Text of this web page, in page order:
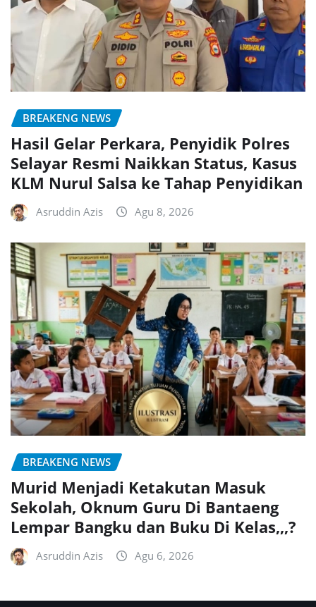
BREAKENG NEWS
Hasil Gelar Perkara, Penyidik Polres
Selayar Resmi Naikkan Status, Kasus
KLM Nurul Salsa ke Tahap Penyidikan
Asruddin Azis Agu 8, 2026
BREAKENG NEWS
Murid Menjadi Ketakutan Masuk
Sekolah, Oknum Guru Di Bantaeng
Lempar Bangku dan Buku Di Kelas,,,?
Asruddin Azis Agu 6, 2026